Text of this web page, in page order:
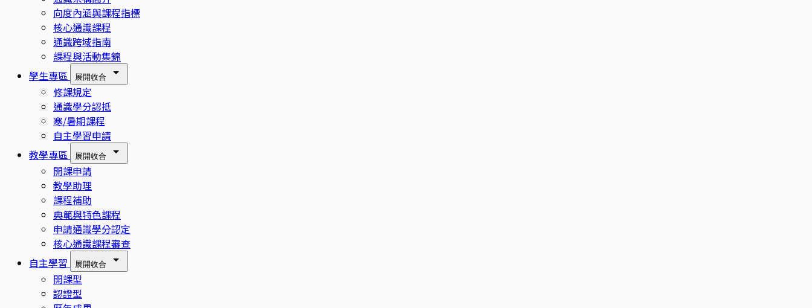
向度內涵與課程指標
核心通識課程
通識跨域指南
課程與活動集錦
學生專區
展開收合
修課規定
通識學分認抵
寒/暑期課程
自主學習申請
教學專區
展開收合
開課申請
教學助理
課程補助
典範與特色課程
申請通識學分認定
核心通識課程審查
自主學習
展開收合
開課型
認證型